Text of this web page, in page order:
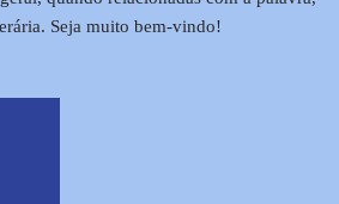
Seja muito bem-vindo!